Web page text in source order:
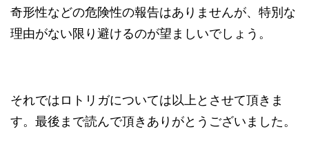
奇形性などの危険性の報告はありませんが、特別な
理由がない限り避けるのが望ましいでしょう。
それではロトリガについては以上とさせて頂きま
す。最後まで読んで頂きありがとうございました。